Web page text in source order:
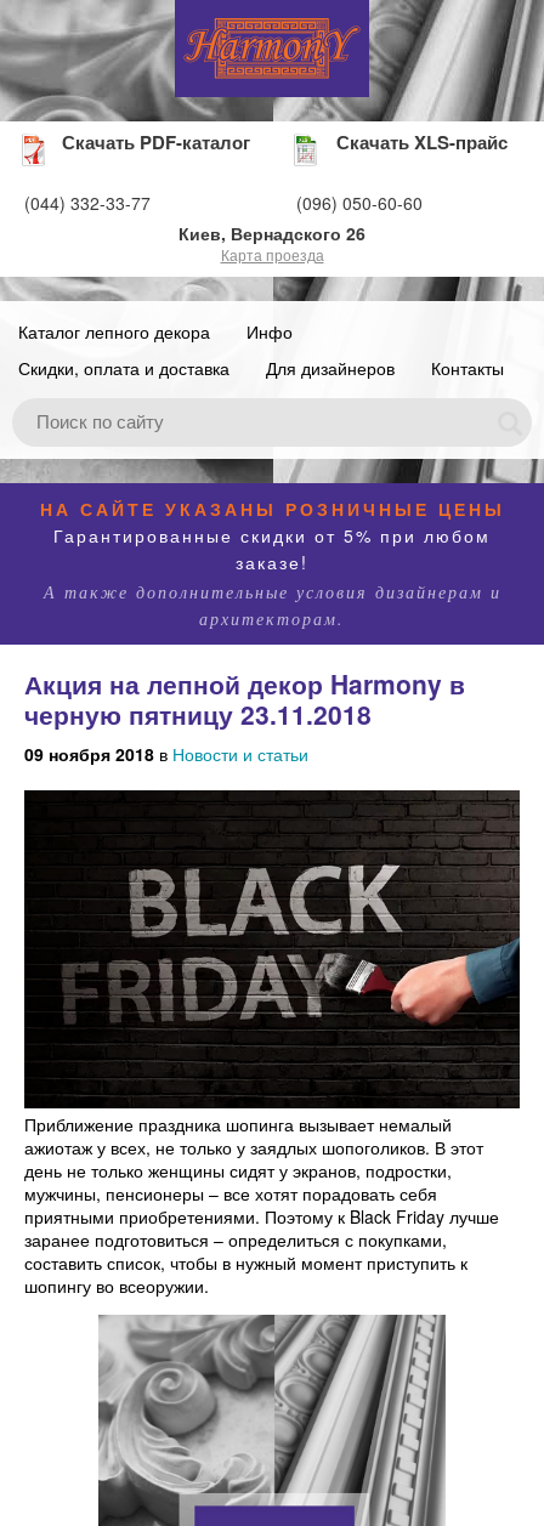
Скачать PDF-каталог Скачать XLS-прайс
(044) 332-33-77
(096) 050-60-60
Киев, Вернадского 26
Карта проезда
Каталог лепного декора
Инфо
Скидки, оплата и доставка
Для дизайнеров Контакты
НА САЙТЕ УКАЗАНЫ РОЗНИЧНЫЕ ЦЕНЫ
Гарантированные скидки от 5% при любом
заказе!
А также дополнительные условия дизайнерам и
архитекторам.
Акция на лепной декор Harmony в
черную пятницу 23.11.2018
09 ноября 2018 в Новости и статьи
Приближение праздника шопинга вызывает немалый
ажиотаж у всех, не только у заядлых шопоголиков. В этот
день не только женщины сидят у экранов, подростки,
мужчины, пенсионеры – все хотят порадовать себя
приятными приобретениями. Поэтому к Black Friday лучше
заранее подготовиться – определиться с покупками,
составить список, чтобы в нужный момент приступить к
шопингу во всеоружии.